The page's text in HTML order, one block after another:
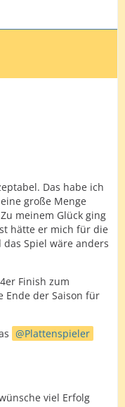
Das habe ich
große Menge
meinem Glück ging
hätte er mich für die
Spiel wäre anders
Finish zum
Ende der Saison für
Plattenspieler
viel Erfolg